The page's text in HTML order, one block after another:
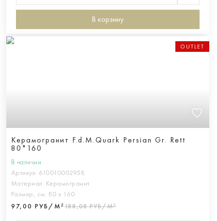
В корзину
OUTLET
Керамогранит F.d.M.Quark Persian Gr. Rett
80*160
В наличии
Артикул: 610010002958
Материал: Керамогранит
Размер, см: 80 х 160
97,00 РУБ/М²188,08 РУБ/М²